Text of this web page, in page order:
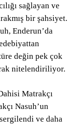
sağlayan ve
bir şahsiyet.
Enderun’da
değin pek çok
nitelendiriliyor.
Matrakçı
Nasuh’un
ve daha